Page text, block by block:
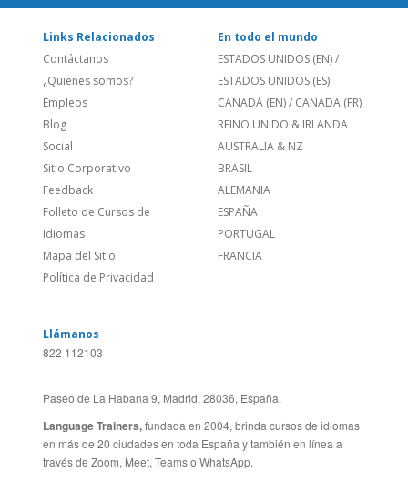
Contáctanos
¿Quienes somos?
Empleos
Blog
Social
Sitio Corporativo
Feedback
Folleto de Cursos de
Idiomas
Mapa del Sitio
Política de Privacidad
ESTADOS UNIDOS (EN)
ESTADOS UNIDOS (ES)
CANADÁ (EN)/CANADA (FR)
REINO UNIDO & IRLANDA
AUSTRALIA & NZ
BRASIL
ALEMANIA
ESPAÑA
PORTUGAL
FRANCIA
822 112103
Language Trainers,fundada en 2004, brinda cursos de idiomas
en más de 20 ciudades en toda España y también en línea a
través de Zoom, Meet, Teams o WhatsApp.